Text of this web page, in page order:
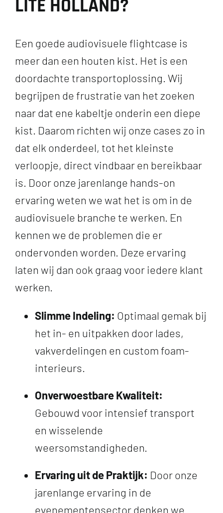
LITE HOLLAND?
Een goede audiovisuele flightcase is
meer dan een houten kist. Het is een
doordachte transportoplossing. Wij
begrijpen de frustratie van het zoeken
naar dat ene kabeltje onderin een diepe
kist. Daarom richten wij onze cases zo in
dat elk onderdeel, tot het kleinste
verloopje, direct vindbaar en bereikbaar
is. Door onze jarenlange hands-on
ervaring weten we wat het is om in de
audiovisuele branche te werken. En
kennen we de problemen die er
ondervonden worden. Deze ervaring
laten wij dan ook graag voor iedere klant
werken.
Slimme Indeling: Optimaal gemak bij
het in- en uitpakken door lades,
vakverdelingen en custom foam-
interieurs.
Onverwoestbare Kwaliteit:
Gebouwd voor intensief transport
en wisselende
weersomstandigheden.
Ervaring uit de Praktijk: Door onze
jarenlange ervaring in de
evenementensector denken we